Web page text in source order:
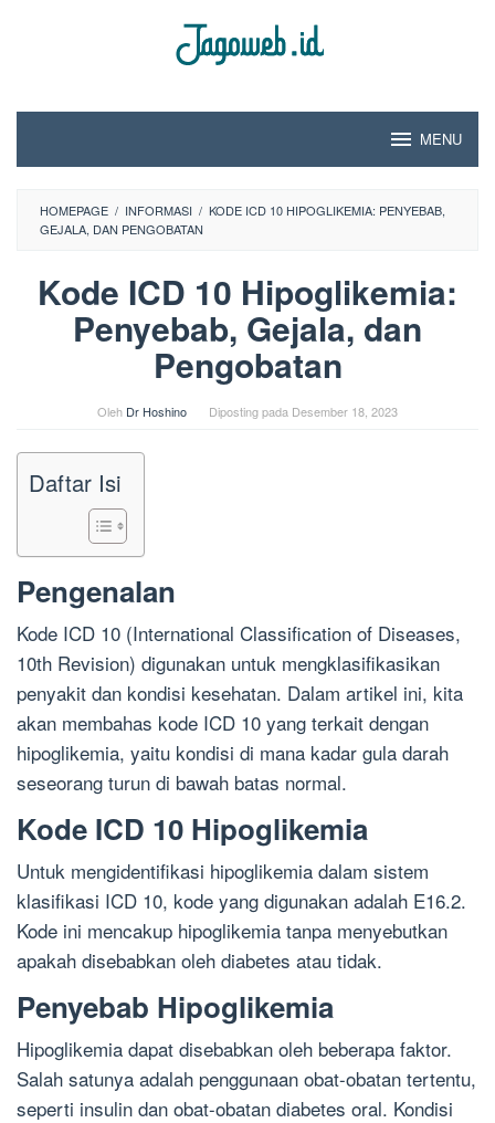
MENU
HOMEPAGE / INFORMASI / KODE ICD 10 HIPOGLIKEMIA: PENYEBAB,
GEJALA, DAN PENGOBATAN
Kode ICD 10 Hipoglikemia:
Penyebab, Gejala, dan
Pengobatan
Oleh Dr Hoshino Diposting pada Desember 18, 2023
Daftar Isi
Pengenalan
Kode ICD 10 (International Classification of Diseases,
10th Revision) digunakan untuk mengklasifikasikan
penyakit dan kondisi kesehatan. Dalam artikel ini, kita
akan membahas kode ICD 10 yang terkait dengan
hipoglikemia, yaitu kondisi di mana kadar gula darah
seseorang turun di bawah batas normal.
Kode ICD 10 Hipoglikemia
Untuk mengidentifikasi hipoglikemia dalam sistem
klasifikasi ICD 10, kode yang digunakan adalah E16.2.
Kode ini mencakup hipoglikemia tanpa menyebutkan
apakah disebabkan oleh diabetes atau tidak.
Penyebab Hipoglikemia
Hipoglikemia dapat disebabkan oleh beberapa faktor.
Salah satunya adalah penggunaan obat-obatan tertentu,
seperti insulin dan obat-obatan diabetes oral. Kondisi